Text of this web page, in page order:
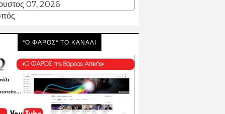
07, 2026
"Ο ΦΑΡΟΣ" ΤΟ ΚΑΝΑΛΙ